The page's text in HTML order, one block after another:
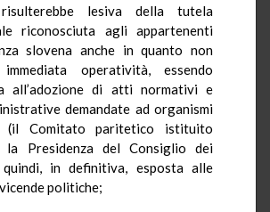
lesiva della tutela
riconosciuta agli appartenenti
slovena anche in quanto non
operatività, essendo
all’adozione di atti normativi e
demandate ad organismi
(il Comitato paritetico istituito
Presidenza del Consiglio dei
in definitiva, esposta alle
politiche;